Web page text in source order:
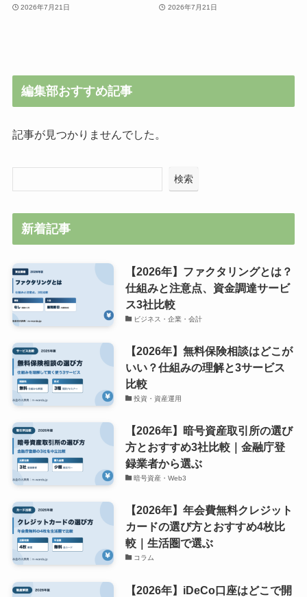
2026年7月21日 2026年7月21日
編集部おすすめ記事
記事が見つかりませんでした。
検索
新着記事
【2026年】ファクタリングとは？
仕組みと注意点、資金調達サービ
ス3社比較
ビジネス・企業・会計
【2026年】無料保険相談はどこが
いい？仕組みの理解と3サービス
比較
投資・資産運用
【2026年】暗号資産取引所の選び
方とおすすめ3社比較｜金融庁登
録業者から選ぶ
暗号資産・Web3
【2026年】年会費無料クレジット
カードの選び方とおすすめ4枚比
較｜生活圏で選ぶ
コラム
【2026年】iDeCo口座はどこで開